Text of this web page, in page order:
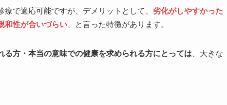
で適応可能ですが、デメリットとして、 劣化がしやすかった
和性が合いづらい 、と言った特徴があります。
方・本当の意味での健康を求められる方にとっては 、大きな